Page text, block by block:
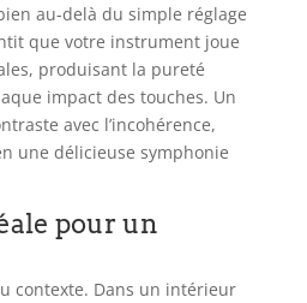
au-delà du simple réglage
que votre instrument joue
produisant la pureté
impact des touches. Un
avec l’incohérence,
une délicieuse symphonie
pour un
contexte. Dans un intérieur